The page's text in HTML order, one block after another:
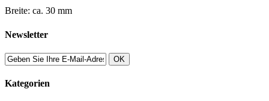
Breite: ca. 30 mm
Newsletter
OK
Kategorien